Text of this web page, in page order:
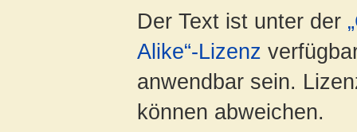
Der Text ist unter der
Alike“-Lizenz
anwendbar sein.
können abweichen.